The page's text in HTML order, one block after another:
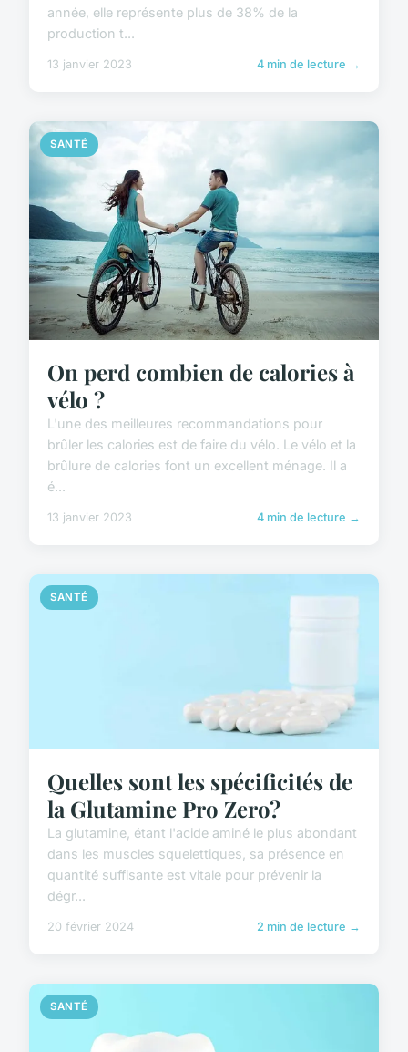
année, elle représente plus de 38% de la
production t...
13 janvier 2023 4 min de lecture →
SANTÉ
On perd combien de calories à
vélo ?
L'une des meilleures recommandations pour
brûler les calories est de faire du vélo. Le vélo et la
brûlure de calories font un excellent ménage. Il a
é...
13 janvier 2023 4 min de lecture →
SANTÉ
Quelles sont les spécificités de
la Glutamine Pro Zero?
La glutamine, étant l'acide aminé le plus abondant
dans les muscles squelettiques, sa présence en
quantité suffisante est vitale pour prévenir la
dégr...
20 février 2024 2 min de lecture →
SANTÉ